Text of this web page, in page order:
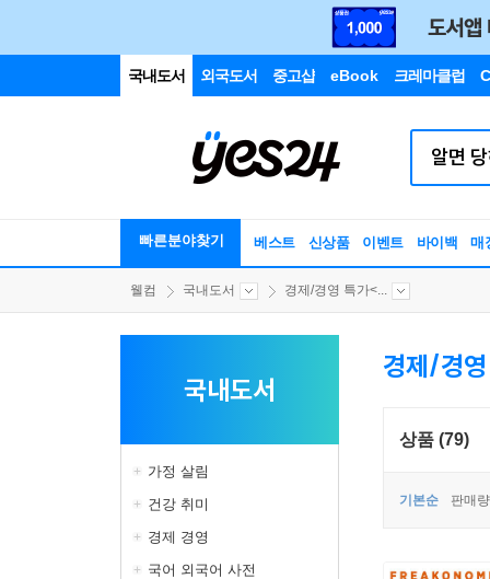
국내도서 외국도서 중고샵 eBook 크레마클럽
빠른분야찾기 베스트 신상품 이벤트 바이백 매
웰컴 국내도서 경제/경영 특가<...
국내도서
가정 살림
건강 취미
경제 경영
국어 외국어 사전
경제/경
상품 (79)
기본순 판매